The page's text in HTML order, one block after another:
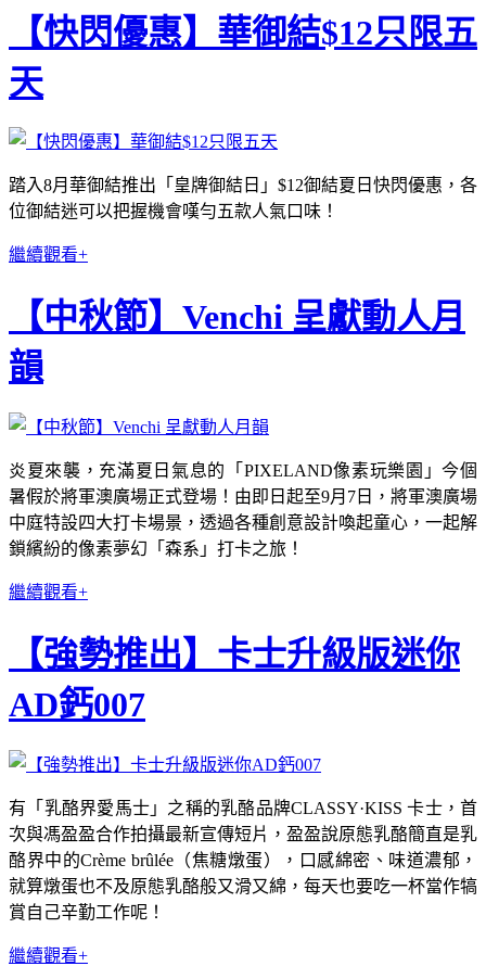
【快閃優惠】華御結$12只限五
天
踏入8月華御結推出「皇牌御結日」$12御結夏日快閃優惠，各
位御結迷可以把握機會嘆勻五款人氣口味！
繼續觀看+
【中秋節】Venchi 呈獻動人月
韻
炎夏來襲，充滿夏日氣息的「PIXELAND像素玩樂園」今個
暑假於將軍澳廣場正式登場！由即日起至9月7日，將軍澳廣場
中庭特設四大打卡場景，透過各種創意設計喚起童心，一起解
鎖繽紛的像素夢幻「森系」打卡之旅！
繼續觀看+
【強勢推出】卡士升級版迷你
AD鈣007
有「乳酪界愛馬士」之稱的乳酪品牌CLASSY·KISS 卡士，首
次與馮盈盈合作拍攝最新宣傳短片，盈盈說原態乳酪簡直是乳
酪界中的Crème brûlée（焦糖燉蛋），口感綿密、味道濃郁，
就算燉蛋也不及原態乳酪般又滑又綿，每天也要吃一杯當作犒
賞自己辛勤工作呢！
繼續觀看+